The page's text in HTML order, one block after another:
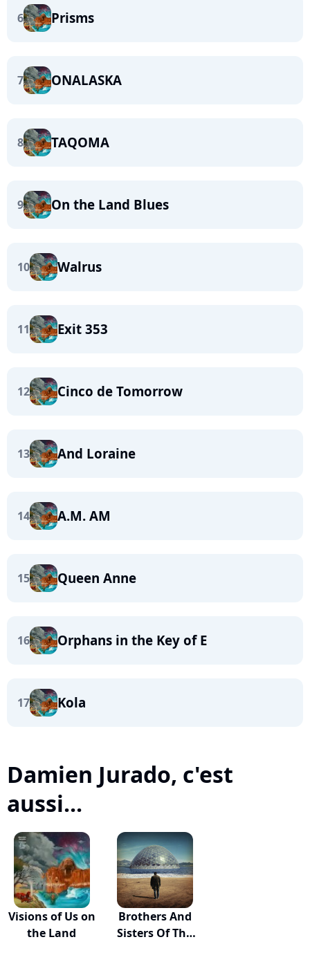
6 Prisms
7 ONALASKA
8 TAQOMA
9 On the Land Blues
10 Walrus
11 Exit 353
12 Cinco de Tomorrow
13 And Loraine
14 A.M. AM
15 Queen Anne
16 Orphans in the Key of E
17 Kola
Damien Jurado, c'est
aussi...
Visions of Us on
the Land
Brothers And
Sisters Of The